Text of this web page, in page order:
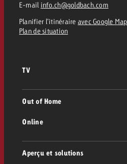
E-mail info.ch@goldbach.com
Planifier l’itinéraire avec Google
Plan de situation
TV
Out of Home
Out of Home
Affichage
Online
Aperçu et solutions